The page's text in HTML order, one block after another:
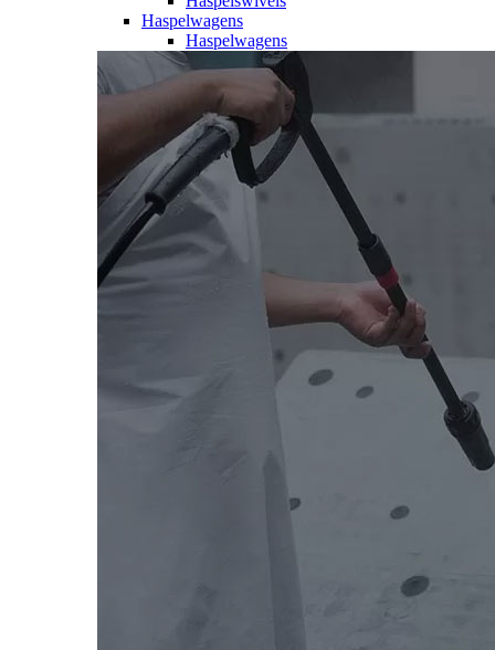
Haspelwagens
Haspelwagens